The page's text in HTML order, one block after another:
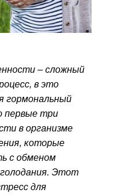
– сложный
в это
гормональный
первые три
в организме
которые
с обменом
Этот
для